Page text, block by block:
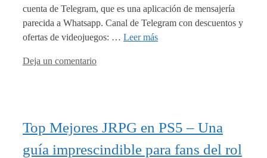
cuenta de Telegram, que es una aplicación de mensajería
parecida a Whatsapp. Canal de Telegram con descuentos y
ofertas de videojuegos: … Leer más
Deja un comentario
Top Mejores JRPG en PS5 – Una
guía imprescindible para fans del rol